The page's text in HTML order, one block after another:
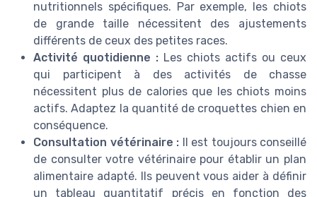
nutritionnels spécifiques. Par exemple, les chiots
de grande taille nécessitent des ajustements
différents de ceux des petites races.
Activité quotidienne : Les chiots actifs ou ceux
qui participent à des activités de chasse
nécessitent plus de calories que les chiots moins
actifs. Adaptez la quantité de croquettes chien en
conséquence.
Consultation vétérinaire : Il est toujours conseillé
de consulter votre vétérinaire pour établir un plan
alimentaire adapté. Ils peuvent vous aider à définir
un tableau quantitatif précis en fonction des